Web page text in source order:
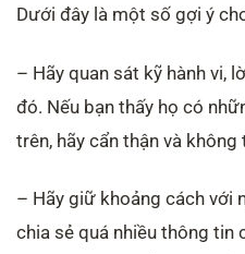
Dưới đây là một số gợi ý
– Hãy quan sát kỹ hành vi,
đó. Nếu bạn thấy họ có
trên, hãy cẩn thận và
– Hãy giữ khoảng cách với
chia sẻ quá nhiều thông tin